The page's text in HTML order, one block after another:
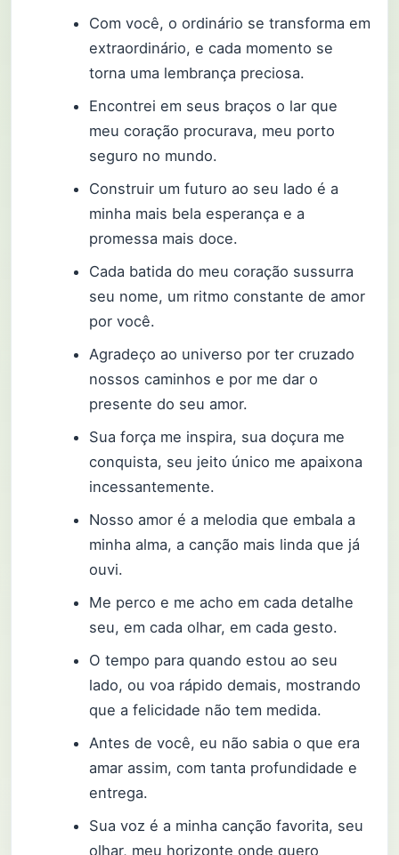
Com você, o ordinário se transforma em
extraordinário, e cada momento se
torna uma lembrança preciosa.
Encontrei em seus braços o lar que
meu coração procurava, meu porto
seguro no mundo.
Construir um futuro ao seu lado é a
minha mais bela esperança e a
promessa mais doce.
Cada batida do meu coração sussurra
seu nome, um ritmo constante de amor
por você.
Agradeço ao universo por ter cruzado
nossos caminhos e por me dar o
presente do seu amor.
Sua força me inspira, sua doçura me
conquista, seu jeito único me apaixona
incessantemente.
Nosso amor é a melodia que embala a
minha alma, a canção mais linda que já
ouvi.
Me perco e me acho em cada detalhe
seu, em cada olhar, em cada gesto.
O tempo para quando estou ao seu
lado, ou voa rápido demais, mostrando
que a felicidade não tem medida.
Antes de você, eu não sabia o que era
amar assim, com tanta profundidade e
entrega.
Sua voz é a minha canção favorita, seu
olhar, meu horizonte onde quero